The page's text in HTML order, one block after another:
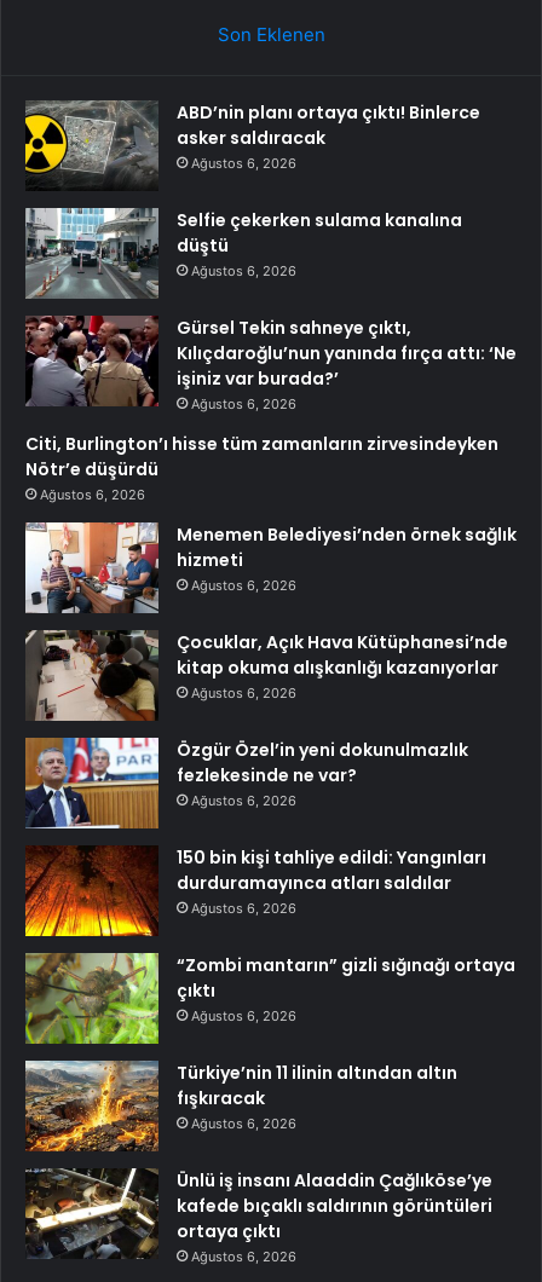
Son Eklenen
ABD’nin planı ortaya çıktı! Binlerce
asker saldıracak
Ağustos 6, 2026
Selfie çekerken sulama kanalına
düştü
Ağustos 6, 2026
Gürsel Tekin sahneye çıktı,
Kılıçdaroğlu’nun yanında fırça attı: ‘Ne
işiniz var burada?’
Ağustos 6, 2026
Citi, Burlington’ı hisse tüm zamanların zirvesindeyken
Nötr’e düşürdü
Ağustos 6, 2026
Menemen Belediyesi’nden örnek sağlık
hizmeti
Ağustos 6, 2026
Çocuklar, Açık Hava Kütüphanesi’nde
kitap okuma alışkanlığı kazanıyorlar
Ağustos 6, 2026
Özgür Özel’in yeni dokunulmazlık
fezlekesinde ne var?
Ağustos 6, 2026
150 bin kişi tahliye edildi: Yangınları
durduramayınca atları saldılar
Ağustos 6, 2026
“Zombi mantarın” gizli sığınağı ortaya
çıktı
Ağustos 6, 2026
Türkiye’nin 11 ilinin altından altın
fışkıracak
Ağustos 6, 2026
Ünlü iş insanı Alaaddin Çağlıköse’ye
kafede bıçaklı saldırının görüntüleri
ortaya çıktı
Ağustos 6, 2026